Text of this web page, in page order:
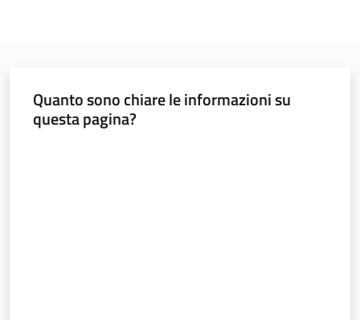
Quanto sono chiare le informazioni su
questa pagina?